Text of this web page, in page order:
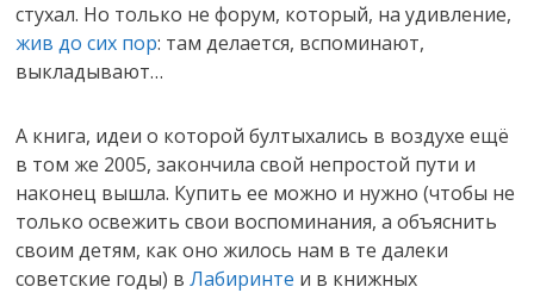
стухал. Но только не форум, который, на удивление,
жив до сих пор: там делается, вспоминают,
выкладывают…
А книга, идеи о которой бултыхались в воздухе ещё
в том же 2005, закончила свой непростой пути и
наконец вышла. Купить ее можно и нужно (чтобы не
только освежить свои воспоминания, а объяснить
своим детям, как оно жилось нам в те далеки
советские годы) вЛабиринте и в книжных